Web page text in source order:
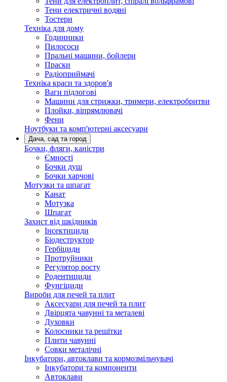
Тени електричні водяні
Тостери
Техніка для дому
Годинники
Пилососи
Пральні машини, бойлери
Праски
Радіоприймачі
Техніка краси та здоров'я
Ваги підлогові
Машини для стрижки, тримери, електробритви
Плойки, віпрямлювачі
Фени
Ноутбуки та комп'ютерні аксесуари
Дача, сад та город
Бочки, фляги, каністри
Ємності
Бочки душ
Бочки харчові
Мотузки та шпагат
Канат
Мотузка
Шпагат
Захист від шкідників
Інсектициди
Біодеструктор
Гербіциди
Протруйники
Регулятор росту
Родентициди
Фунгіциди
Вироби для печей та плит
Аксесуари для печей та плит
Двірцята чавунні та металеві
Духовки
Колосники та решітки
Плити чавунні
Совки металічні
Інкубатори, автоклави та кормозмільчувачі
Інкубатори та компоненти
Автоклави